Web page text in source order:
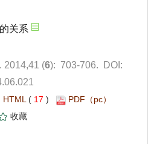
): 703-706. DOI:
17 )